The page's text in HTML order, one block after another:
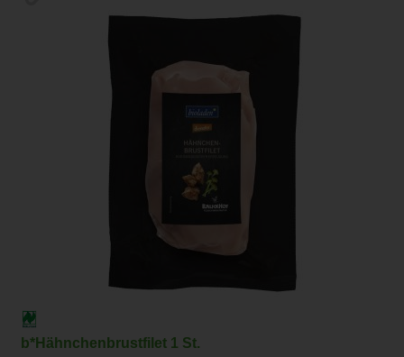
b*Hähnchenbrustfilet 1 St.